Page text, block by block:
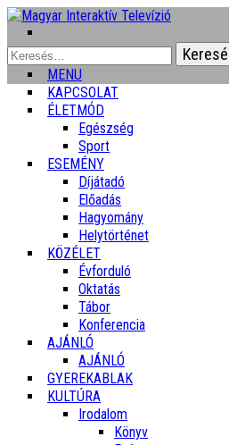
Keresés:
MENU
KAPCSOLAT
ÉLETMÓD
Egészség
Sport
ESEMÉNY
Díjátadó
Előadás
Hagyomány
Helytörténet
KÖZÉLET
Évforduló
Oktatás
Tábor
Konferencia
AJÁNLÓ
AJÁNLÓ
GYEREKABLAK
KULTÚRA
Irodalom
Könyv